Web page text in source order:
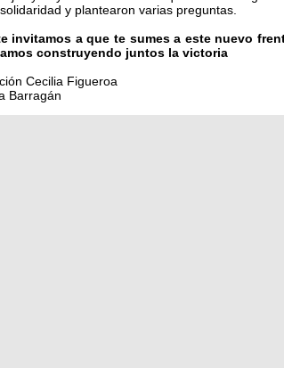
y plantearon varias preguntas.
invitamos a que te sumes a este nuevo
construyendo juntos la victoria
Cecilia Figueroa
Barragán